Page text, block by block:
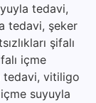
tedavi,
tedavi, şeker
şifalı
içme
tedavi, vitiligo
suyuyla